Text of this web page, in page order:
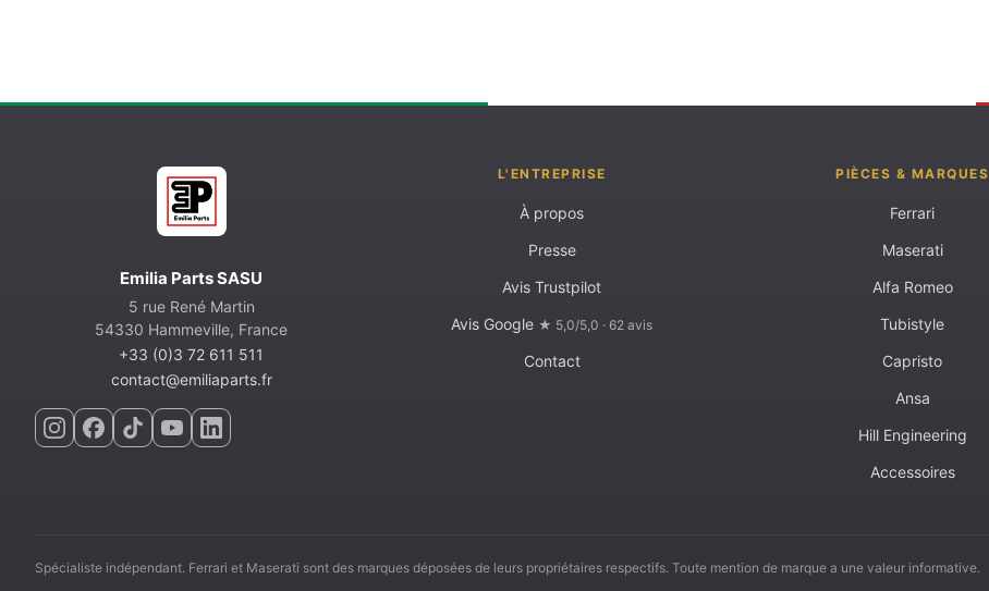
Emilia Parts SASU
5 rue René Martin
54330 Hammeville, France
+33 (0)3 72 611 511
contact@emiliaparts.fr
L'ENTREPRISE
À propos
Presse
Avis Trustpilot
Avis Google ★ 5,0/5,0 · 62 avis
Contact
PIÈCES & MARQUES
Ferrari
Maserati
Alfa Romeo
Tubistyle
Capristo
Ansa
Hill Engineering
Accessoires
Spécialiste indépendant. Ferrari et Maserati sont des marques déposées de leurs propriétaires respectifs. Toute mention de marque a une valeur informative.